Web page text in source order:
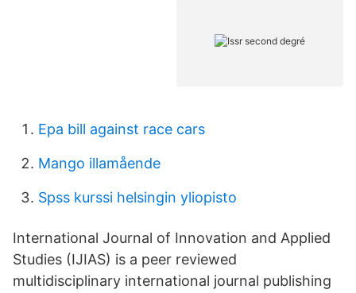
Epa bill against race cars
Mango illamående
Spss kurssi helsingin yliopisto
International Journal of Innovation and Applied
Studies (IJIAS) is a peer reviewed
multidisciplinary international journal publishing